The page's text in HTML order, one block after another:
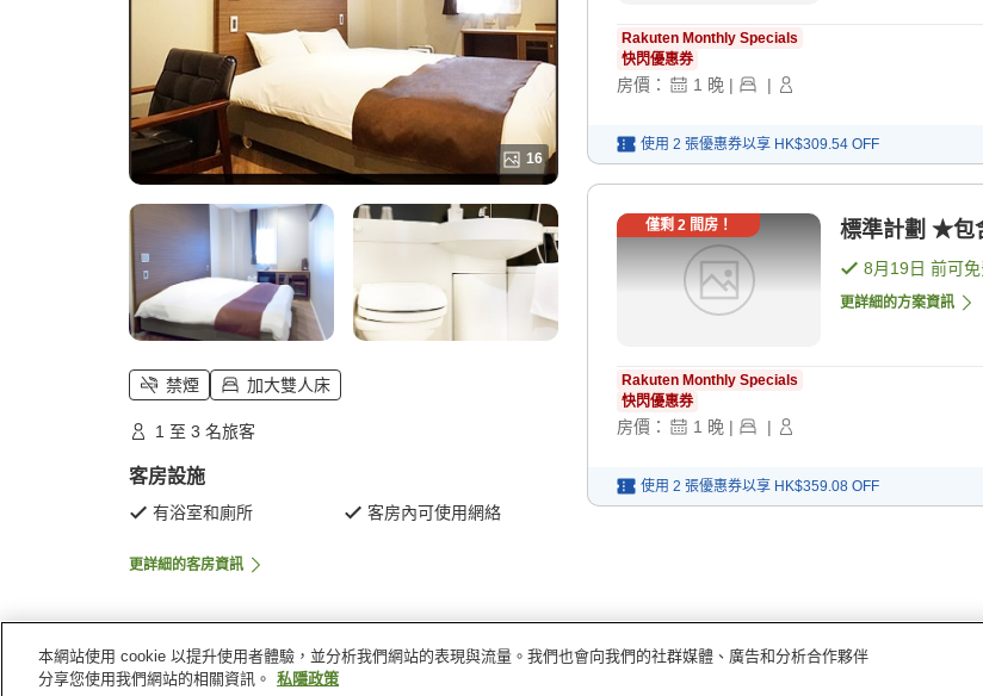
16
禁煙 加大雙人床
1 至 3 名旅客
客房設施
有浴室和廁所 客房內可使用網絡
更詳細的客房資訊
Rakuten Monthly Specials
快閃優惠券
房價： 1 晚 | |
使用 2 張優惠券以享 HK$309.54 OFF
僅剩 2間房！ 標準計劃 ★包
8月19日 前可
更詳細的方案資訊
Rakuten Monthly Specials
快閃優惠券
房價： 1 晚 | |
使用 2 張優惠券以享 HK$359.08 OFF
主頁 日本 岡山縣 岡山
本網站使用 cookie 以提升使用者體驗，並分析我們網站的表現與流量。我們也會向我們的社群媒體、廣告和分析合作夥伴
分享您使用我們網站的相關資訊。 私隱政策